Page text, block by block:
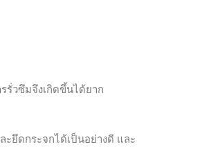
รั่วซึมจึงเกิดขึ้นได้ยาก
ยึดกระจกได้เป็นอย่างดี และ